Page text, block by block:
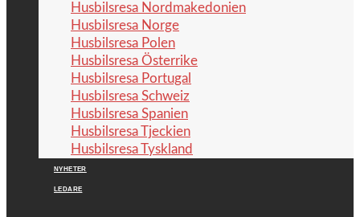
Husbilsresa Nordmakedonien
Husbilsresa Norge
Husbilsresa Polen
Husbilsresa Österrike
Husbilsresa Portugal
Husbilsresa Schweiz
Husbilsresa Spanien
Husbilsresa Tjeckien
Husbilsresa Tyskland
NYHETER
LEDARE